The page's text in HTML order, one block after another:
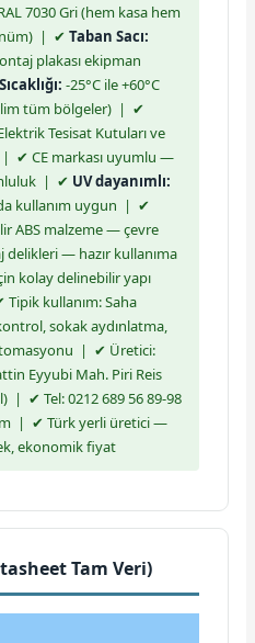
7030 Gri (hem kasa hem
| ✔ Taban Sacı:
plakası ekipman
-25°C ile +60°C
tüm bölgeler) | ✔
Tesisat Kutuları ve
| ✔ CE markası uyumlu —
| ✔ UV dayanımlı:
kullanım uygun | ✔
ABS malzeme — çevre
— hazır kullanıma
kolay delinebilir yapı
kullanım: Saha
sokak aydınlatma,
| ✔ Üretici:
Eyyubi Mah. Piri Reis
| ✔ Tel: 0212 689 56 89-98
| ✔ Türk yerli üretici —
ekonomik fiyat
Tam Veri)